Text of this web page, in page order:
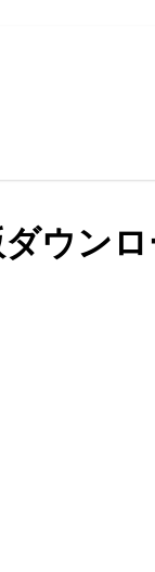
ウン